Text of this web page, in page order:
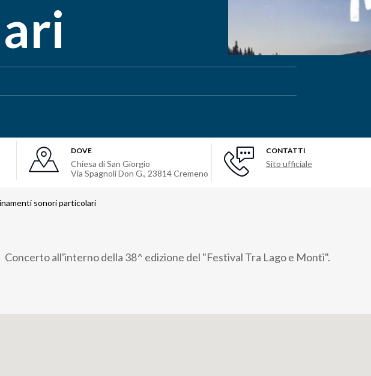
DOVE
Chiesa di San Giorgio
Via Spagnoli Don G., 23814Cremeno
CONTATTI
Sito ufficiale
sonori particolari
Concerto all'interno della 38^ edizione del "Festival Tra Lago e Monti".